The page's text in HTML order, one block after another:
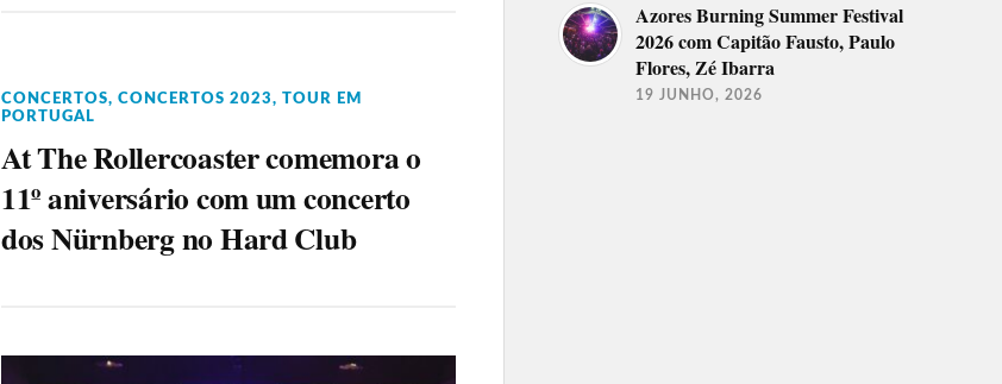
CONCERTOS, CONCERTOS 2023, TOUR EM
PORTUGAL
At The Rollercoaster comemora o
11º aniversário com um concerto
dos Nürnberg no Hard Club
Azores Burning Summer Festival
2026 com Capitão Fausto, Paulo
Flores, Zé Ibarra
19 JUNHO, 2026